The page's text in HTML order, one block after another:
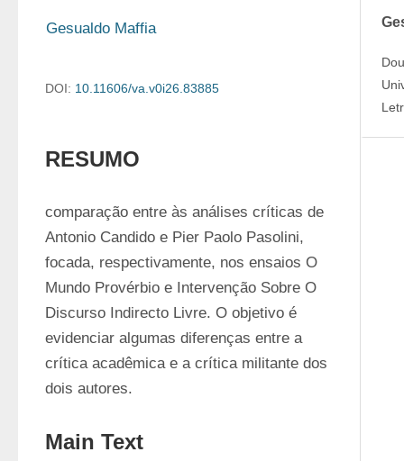
Gesualdo Maffia
DOI: 10.11606/va.v0i26.83885
RESUMO
comparação entre às análises críticas de
Antonio Candido e Pier Paolo Pasolini,
focada, respectivamente, nos ensaios O
Mundo Provérbio e Intervenção Sobre O
Discurso Indirecto Livre. O objetivo é
evidenciar algumas diferenças entre a
crítica acadêmica e a crítica militante dos
dois autores.
Main Text